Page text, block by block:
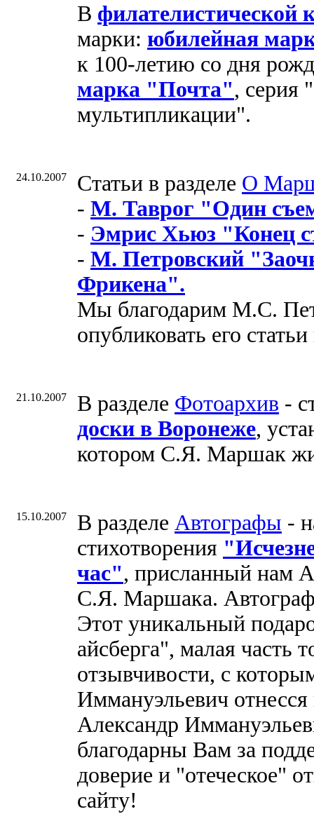
В филателистической
марки: юбилейная
к 100-летию со дня
марка "Почта", серия
мультипликации".
24.10.2007 Cтатьи в разделе О
- М. Таврог "Один
- Эмрис Хьюз "Конец
- М. Петровский
Фрикена".
Мы благодарим М.С.
опубликовать его
21.10.2007 В разделе Фотоархив -
доски в Воронеже,
котором С.Я. Маршак
15.10.2007 В разделе Автографы -
стихотворения
час", присланный нам
С.Я. Маршака.
Этот уникальный
айсберга", малая часть
отзывчивости, с
Иммануэльевич
Александр
благодарны Вам за
доверие и "отеческое"
сайту!